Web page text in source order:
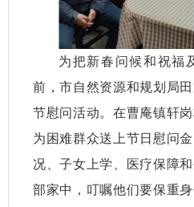
为把新春问候和祝福
前，市自然资源和规划局
节慰问活动。在曹庵镇轩
为困难群众送上节日慰问
况、子女上学、医疗保障
部家中，叮嘱他们要保重